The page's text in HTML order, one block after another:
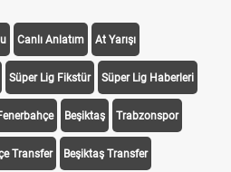
Canlı Anlatım At Yarışı
Süper Lig Fikstür Süper Lig Haberleri
Beşiktaş Trabzonspor
Transfer Beşiktaş Transfer